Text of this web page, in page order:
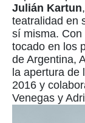
Julián Kartun
teatralidad en
sí misma. Con
tocado en los
de Argentina,
la apertura de
2016 y
Venegas y